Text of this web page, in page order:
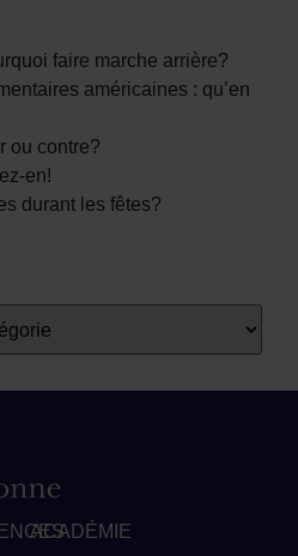
faire marche arrière?
américaines : qu’en
ou contre?
en!
durant les fêtes?
ACADÉMIE